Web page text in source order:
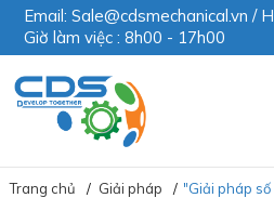
Email: Sale@cdsmechanical.vn /
Giờ làm việc : 8h00 - 17h00
Trang chủ Giải pháp "Giải pháp